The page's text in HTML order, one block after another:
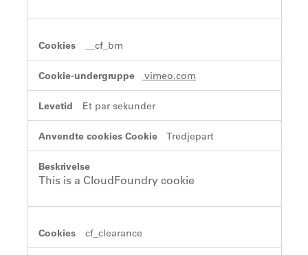
__cf_bm
vimeo.com
Et par sekunder
Tredjepart
This is a CloudFoundry cookie
cf_clearance